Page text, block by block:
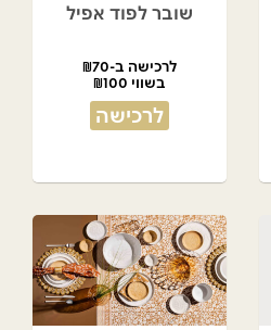
שובר לפוד אפיל
לרכישה ב-₪70
בשווי ₪100
לרכישה